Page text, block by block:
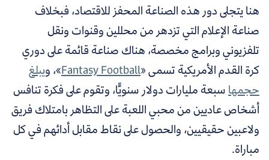
هنا يتجلى دور هذه الصناعة المحفز للاقتصاد، فبخلاف
صناعة الإعلام التي تزدهر من محللين وقنوات ونقل
تلفزيوني وبرامج مخصصة، هناك صناعة قائمة على دوري
كرة القدم الأمريكية تسمى «Fantasy Football»، ويبلغ
حجمهاسبعة مليارات دولار سنويًّا، وتقوم على فكرة تنافس
أشخاص عاديين من محبي اللعبة على التظاهر بامتلاك فريق
ولاعبين حقيقيين، والحصول على نقاط مقابل أدائهم في كل
مباراة.